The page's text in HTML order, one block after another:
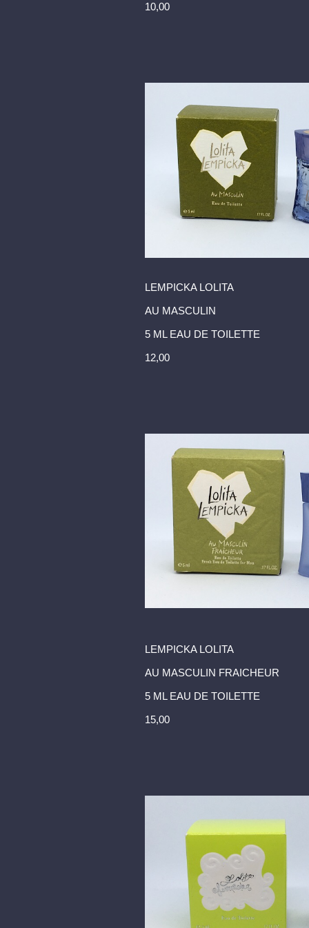
10,00
LEMPICKA LOLITA
AU MASCULIN
5 ML EAU DE TOILETTE
12,00
LEMPICKA LOLITA
AU MASCULIN FRAICHEUR
5 ML EAU DE TOILETTE
15,00